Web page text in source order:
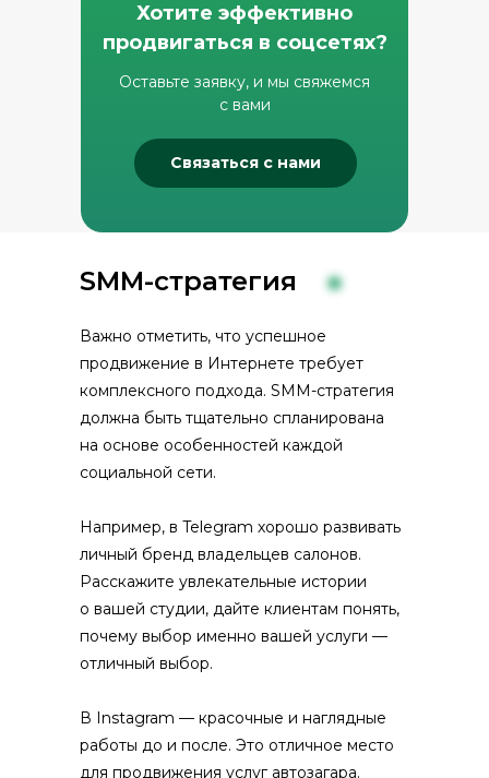
Оставьте заявку, и мы свяжемся
с вами
Хотите эффективно
продвигаться в соцсетях?
Связаться с нами
SMM-стратегия
Важно отметить, что успешное
продвижение в Интернете требует
комплексного подхода. SMM-стратегия
должна быть тщательно спланирована
на основе особенностей каждой
социальной сети.
Например, в Telegram хорошо развивать
личный бренд владельцев салонов.
Расскажите увлекательные истории
о вашей студии, дайте клиентам понять,
почему выбор именно вашей услуги —
отличный выбор.
В Instagram — красочные и наглядные
работы до и после. Это отличное место
для продвижения услуг автозагара.